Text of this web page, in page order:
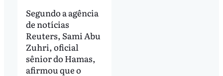
Segundo a agência
de notícias
Reuters, Sami Abu
Zuhri, oficial
sênior do Hamas,
afirmou que o